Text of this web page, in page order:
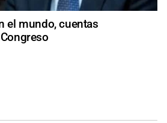
el mundo, cuentas